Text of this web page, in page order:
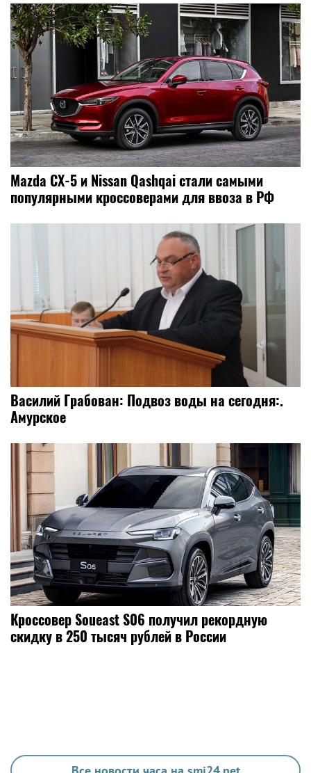
Mazda CX-5 и Nissan Qashqai стали самыми
популярными кроссоверами для ввоза в РФ
Василий Грабован: Подвоз воды на сегодня:.
Амурское
Кроссовер Soueast S06 получил рекордную
скидку в 250 тысяч рублей в России